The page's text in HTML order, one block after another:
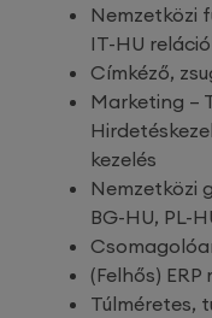
Nemzetközi
IT-HU
Címkéző,
Marketing –
kezelés
Nemzetközi
BG-HU, PL-
(Felhős)
Túlméretes,